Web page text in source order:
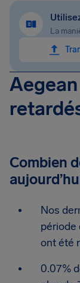
La
Combien
Nos
période
ont été
0.07%